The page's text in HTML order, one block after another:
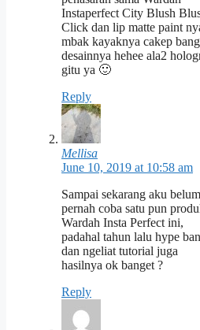
Instaperfect City Blush
Click dan lip matte paint
mbak kayaknya cakep
desainnya hehee ala2
gitu ya 🙂
Reply
Mellisa
June 10, 2019 at 10:58 am
Sampai sekarang aku belum
pernah coba satu pun
Wardah Insta Perfect ini,
padahal tahun lalu hype
dan ngeliat tutorial juga
hasilnya ok banget ?
Reply